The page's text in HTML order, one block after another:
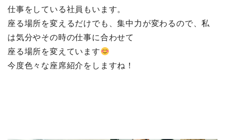
仕事をしている社員もいます。
座る場所を変えるだけでも、集中力が変わるので、私
は気分やその時の仕事に合わせて
座る場所を変えています
今度色々な座席紹介をしますね！